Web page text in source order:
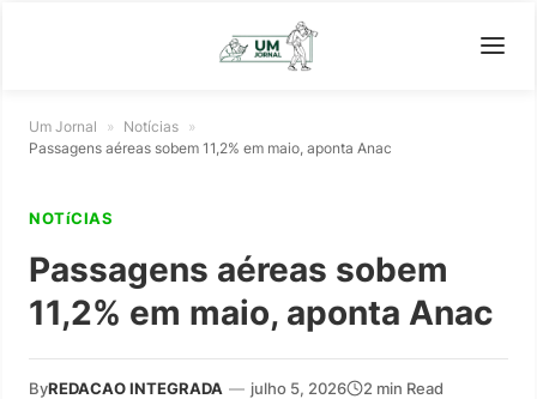
Um Jornal » Notícias »
Passagens aéreas sobem 11,2% em maio, aponta Anac
NOTíCIAS
Passagens aéreas sobem
11,2% em maio, aponta Anac
ByREDACAO INTEGRADA — julho 5, 2026 2 min Read